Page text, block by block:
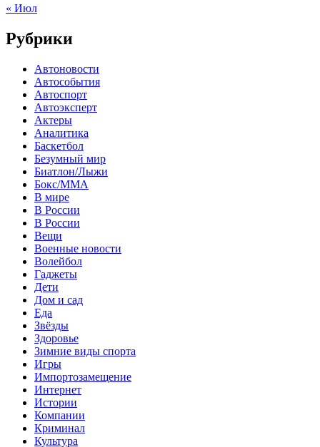
« Июл
Рубрики
Автоновости
Автособытия
Автоспорт
Автоэксперт
Актеры
Аналитика
Баскетбол
Безумный мир
Биатлон/Лыжи
Бокс/MMA
В мире
В России
В России
Вещи
Военные новости
Волейбол
Гаджеты
Дети
Дом и сад
Еда
Звёзды
Здоровье
Зимние виды спорта
Игры
Импортозамещение
Интернет
Истории
Компании
Криминал
Культура